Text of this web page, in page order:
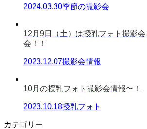
2024.03.30季節の撮影会
12月9日（土）は授乳フォト撮影
会！！
2023.12.07撮影会情報
10月の授乳フォト撮影会情報〜！
2023.10.18授乳フォト
カテゴリー